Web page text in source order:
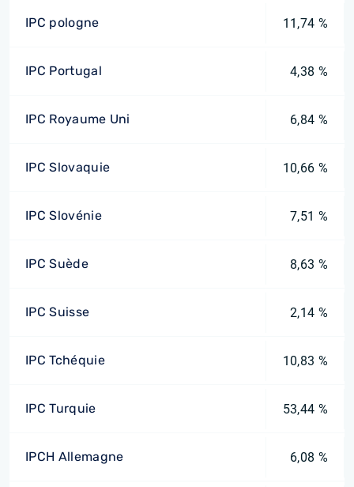
IPC pologne 11,74 %
IPC Portugal 4,38 %
IPC Royaume Uni 6,84 %
IPC Slovaquie 10,66 %
IPC Slovénie 7,51 %
IPC Suède 8,63 %
IPC Suisse 2,14 %
IPC Tchéquie 10,83 %
IPC Turquie 53,44 %
IPCH Allemagne 6,08 %